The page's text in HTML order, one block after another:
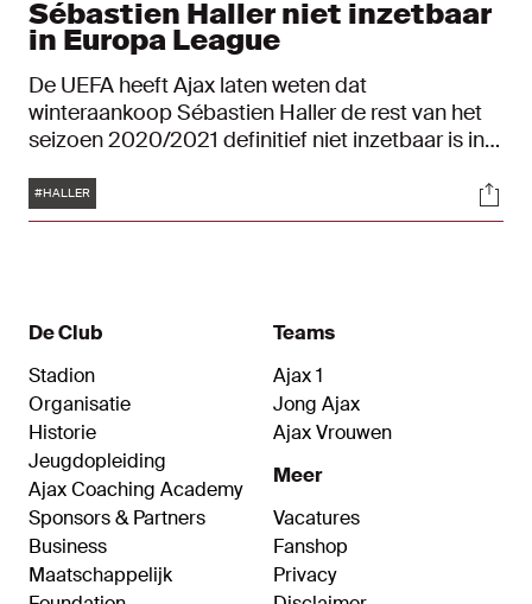
Sébastien Haller niet inzetbaar
in Europa League
De UEFA heeft Ajax laten weten dat
winteraankoop Sébastien Haller de rest van het
seizoen 2020/2021 definitief niet inzetbaar is in
Tags
#HALLER
De Club
Stadion
Organisatie
Historie
Jeugdopleiding
Ajax Coaching Academy
Sponsors & Partners
Business
Maatschappelijk
Teams
Ajax 1
Jong Ajax
Ajax Vrouwen
Meer
Vacatures
Fanshop
Privacy